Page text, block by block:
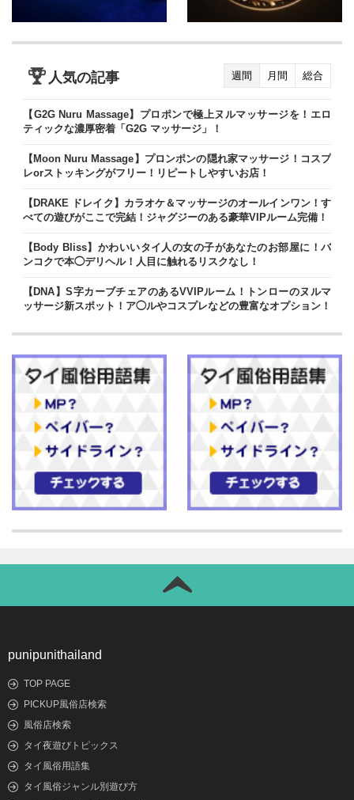
人気の記事 週間 月間 総合
【G2G Nuru Massage】プロポンで極上ヌルマッサージを！エロ
ティックな濃厚密着「G2G マッサージ」！
【Moon Nuru Massage】プロンポンの隠れ家マッサージ！コスプ
レorストッキングがフリー！リピートしやすいお店！
【DRAKE ドレイク】カラオケ＆マッサージのオールインワン！す
べての遊びがここで完結！ジャグジーのある豪華VIPルーム完備！
【Body Bliss】かわいいタイ人の女の子があなたのお部屋に！バ
ンコクで本◯デリヘル！人目に触れるリスクなし！
【DNA】S字カーブチェアのあるVVIPルーム！トンローのヌルマ
ッサージ新スポット！ア◯ルやコスプレなどの豊富なオプション！
punipunithailand
TOP PAGE
PICKUP風俗店検索
風俗店検索
タイ夜遊びトピックス
タイ風俗用語集
タイ風俗ジャンル別遊び方